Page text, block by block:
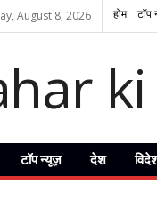
August 8, 2026 होम टॉप
टॉप न्यूज़ देश